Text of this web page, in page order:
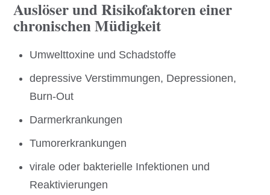
Auslöser und Risikofaktoren einer
chronischen Müdigkeit
Umwelttoxine und Schadstoffe
depressive Verstimmungen, Depressionen,
Burn-Out
Darmerkrankungen
Tumorerkrankungen
virale oder bakterielle Infektionen und
Reaktivierungen